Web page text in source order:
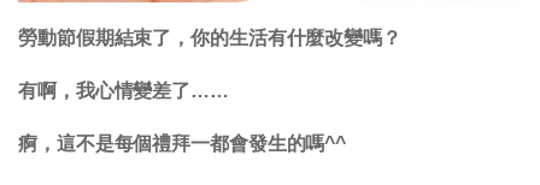
勞動節假期結束了，你的生活有什麼改變嗎？
有啊，我心情變差了……
痾，這不是每個禮拜一都會發生的嗎^^